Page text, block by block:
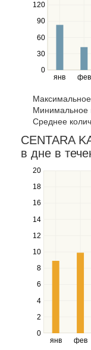
янв фев
0
30
60
90
120
series.
Use
the
and
right
navigate
through
items
in
a
series.
Минимальное
Среднее
CENTARA
в дне в
янв фев
0
2
4
6
8
10
12
14
16
18
20
Use
the
and
down
to
navigate
between
series.
Use
the
and
right